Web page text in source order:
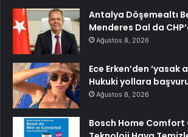
Antalya Döşemealtı
Menderes Dal da
Ağustos 8, 2026
Ece Erken’den ‘yasak
Hukuki yollara
Ağustos 8, 2026
Bosch Home Comfort